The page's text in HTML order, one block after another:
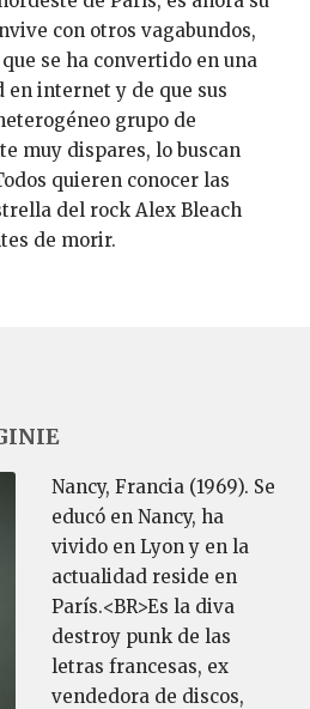
con otros vagabundos,
se ha convertido en una
en internet y de que sus
grupo de
muy dispares, lo buscan
quieren conocer las
del rock Alex Bleach
de morir.
Nancy, Francia (1969). Se
educó en Nancy, ha
vivido en Lyon y en la
actualidad reside en
París.<BR>Es la diva
destroy punk de las
letras francesas, ex
vendedora de discos,